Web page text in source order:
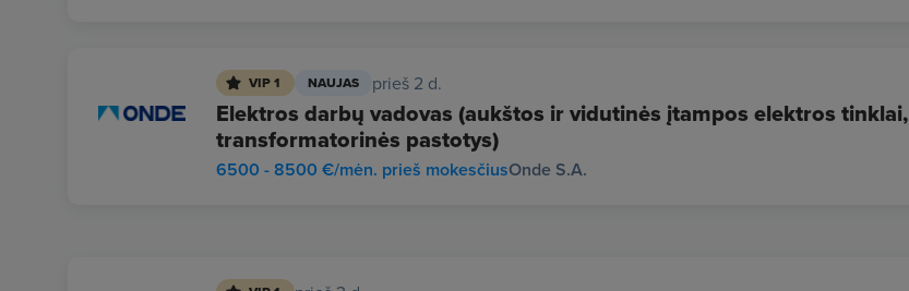
VIP 1 NAUJAS prieš 2 d.
Elektros darbų vadovas (aukštos ir vidutinės įtampos elektros tinklai,
transformatorinės pastotys)
Onde S.A.
6500 - 8500 €/mėn. prieš mokesčius